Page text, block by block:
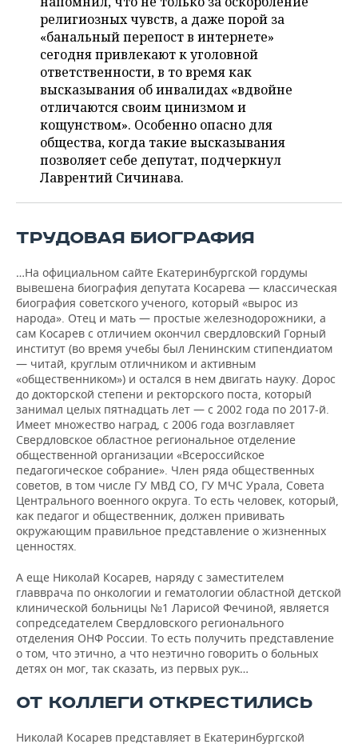
религиозных чувств, а даже порой за
«банальный перепост в интернете»
сегодня привлекают к уголовной
ответственности, в то время как
высказывания об инвалидах «вдвойне
отличаются своим цинизмом и
кощунством». Особенно опасно для
общества, когда такие высказывания
позволяет себе депутат, подчеркнул
Лаврентий Сичинава.
ТРУДОВАЯ БИОГРАФИЯ
…На официальном сайте Екатеринбургской гордумы
вывешена биография депутата Косарева — классическая
биография советского ученого, который «вырос из
народа». Отец и мать — простые железнодорожники, а
сам Косарев с отличием окончил свердловский Горный
институт (во время учебы был Ленинским стипендиатом
— читай, круглым отличником и активным
«общественником») и остался в нем двигать науку. Дорос
до докторской степени и ректорского поста, который
занимал целых пятнадцать лет — с 2002 года по 2017-й.
Имеет множество наград, с 2006 года возглавляет
Свердловское областное региональное отделение
общественной организации «Всероссийское
педагогическое собрание». Член ряда общественных
советов, в том числе ГУ МВД СО, ГУ МЧС Урала, Совета
Центрального военного округа. То есть человек, который,
как педагог и общественник, должен прививать
окружающим правильное представление о жизненных
ценностях.
А еще Николай Косарев, наряду с заместителем
главврача по онкологии и гематологии областной детской
клинической больницы №1 Ларисой Фечиной, является
сопредседателем Свердловского регионального
отделения ОНФ России. То есть получить представление
о том, что этично, а что неэтично говорить о больных
детях он мог, так сказать, из первых рук…
ОТ КОЛЛЕГИ ОТКРЕСТИЛИСЬ
Николай Косарев представляет в Екатеринбургской